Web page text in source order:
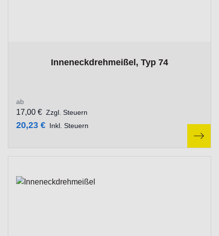
Inneneckdrehmeißel, Typ 74
ab
20,23 € Inkl. Steuern
17,00 € Zzgl. Steuern